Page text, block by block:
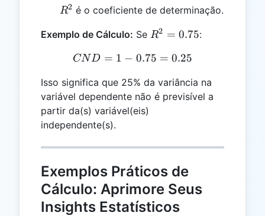
R^2
R2 é o coeficiente de determinação.
Exemplo de Cálculo: Se R^2
0.75
R2 = 0.75:
CND = 1 - 0.75 = 0.25
CND = 1 − 0.75 = 0.25
Isso significa que 25% da variância na
variável dependente não é previsível a
partir da(s) variável(eis)
independente(s).
Exemplos Práticos de
Cálculo: Aprimore Seus
Insights Estatísticos